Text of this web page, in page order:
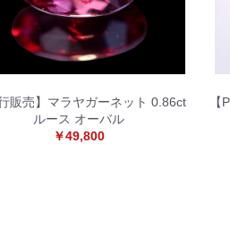
行販売】マラヤガーネット 0.86ct
ルース オーバル
￥49,800